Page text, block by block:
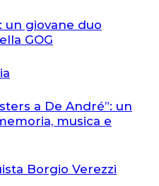
un giovane duo
GOG
a De André”: un
musica e
Borgio Verezzi